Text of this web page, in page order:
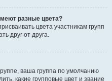
разные цвета?
цвета участникам групп
друг от друга.
ваша группа по умолчанию
какие групповые цвет и звание